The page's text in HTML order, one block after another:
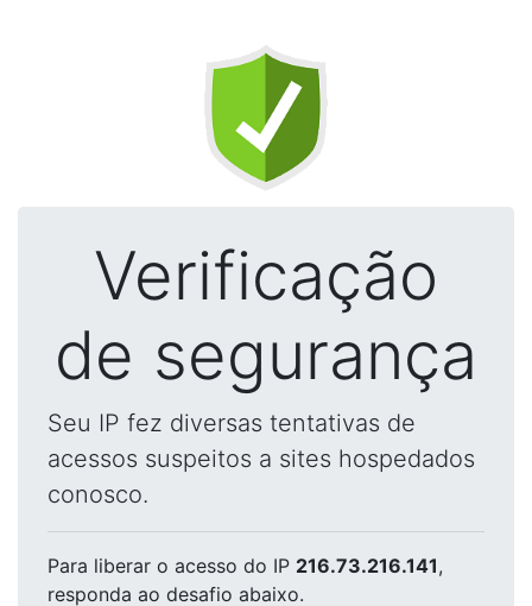
Verificação
de segurança
Seu IP fez diversas tentativas de
acessos suspeitos a sites hospedados
conosco.
Para liberar o acesso do IP 216.73.216.141,
responda ao desafio abaixo.